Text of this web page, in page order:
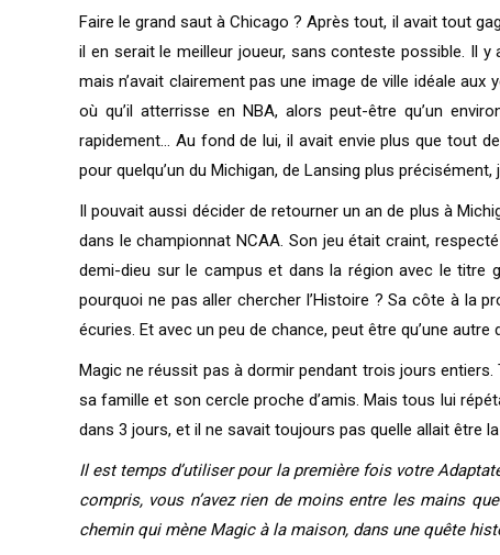
Faire le grand saut à Chicago ? Après tout, il avait tout
il en serait le meilleur joueur, sans conteste possible. Il
mais n’avait clairement pas une image de ville idéale
où qu’il atterrisse en NBA, alors peut-être qu’un
rapidement… Au fond de lui, il avait envie plus que tout
pour quelqu’un du Michigan, de Lansing plus
Il pouvait aussi décider de retourner un an de plus à
dans le championnat NCAA. Son jeu était craint,
demi-dieu sur le campus et dans la région avec le titre
pourquoi ne pas aller chercher l’Histoire ? Sa côte à la
écuries. Et avec un peu de chance, peut être qu’une
Magic ne réussit pas à dormir pendant trois jours
sa famille et son cercle proche d’amis. Mais tous lui
dans 3 jours, et il ne savait toujours pas quelle allait être
Il est temps d’utiliser pour la première fois votre
compris, vous n’avez rien de moins entre les mains
chemin qui mène Magic à la maison, dans une quête